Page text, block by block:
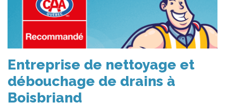
Entreprise de nettoyage et
débouchage de drains à
Boisbriand